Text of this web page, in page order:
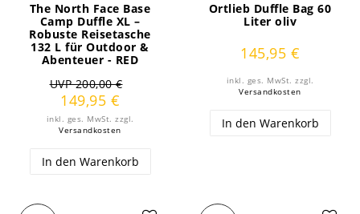
The North Face Base
Camp Duffle XL –
Robuste Reisetasche
132 L für Outdoor &
Abenteuer - RED
UVP 200,00 €
149,95 €
inkl. ges. MwSt. zzgl.
Versandkosten
In den Warenkorb
Ortlieb Duffle Bag 60
Liter oliv
145,95 €
inkl. ges. MwSt. zzgl.
Versandkosten
In den Warenkorb